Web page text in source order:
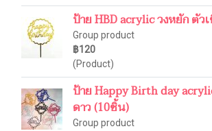
ป้าย HBD acrylic วงหยัก ตัว
Group product
฿120
(Product)
ป้าย Happy Birth day
ดาว (10ชิ้น)
Group product